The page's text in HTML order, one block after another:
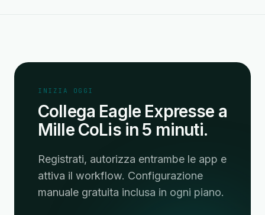
INIZIA OGGI
Collega Eagle Expresse a
Mille CoLis in 5 minuti.
Registrati, autorizza entrambe le app e
attiva il workflow. Configurazione
manuale gratuita inclusa in ogni piano.